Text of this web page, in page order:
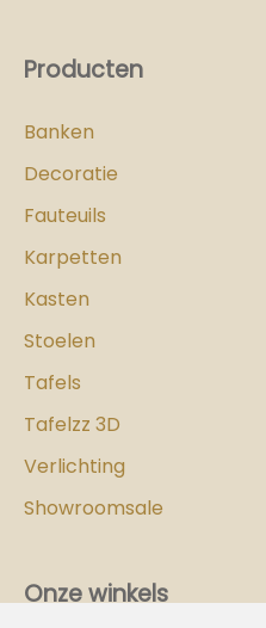
Producten
Banken
Decoratie
Fauteuils
Karpetten
Kasten
Stoelen
Tafels
Tafelzz 3D
Verlichting
Showroomsale
Onze winkels